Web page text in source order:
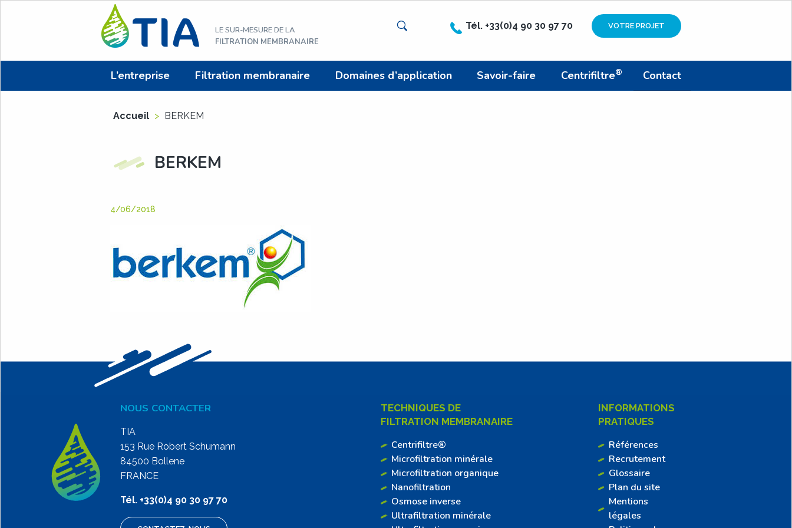
LE SUR-MESURE DE LA
FILTRATION MEMBRANAIRE
RechercherTél. +33(0)4 90 30 97 70 VOTRE PROJET
L’entreprise Filtration membranaire Domaines d’application Savoir-faire Centrifiltre® Contact
Accueil > BERKEM
BERKEM
4/06/2018
NOUS CONTACTER
TIA
153 Rue Robert Schumann
84500 Bollene
FRANCE
Tél. +33(0)4 90 30 97 70
TECHNIQUES DE
FILTRATION MEMBRANAIRE
Centrifiltre®
Microfiltration minérale
Microfiltration organique
Nanofiltration
Osmose inverse
Ultrafiltration minérale
INFORMATIONS
PRATIQUES
Références
Recrutement
Glossaire
Plan du site
Mentions
légales